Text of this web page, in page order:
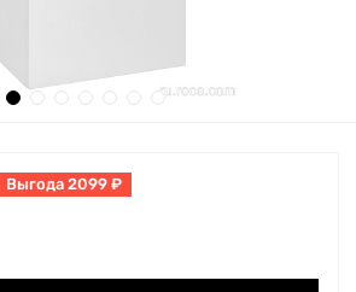
Выгода 2099 ₽